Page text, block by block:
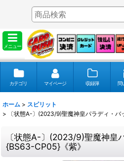
メニュー
カテゴリ マイページ 収録弾 問
ホーム > スピリット
>
〔状態A-〕(2023/9)聖魔神皇パラディ・
〔状態A-〕(2023/9)聖魔神皇
{BS63-CP05}《紫》